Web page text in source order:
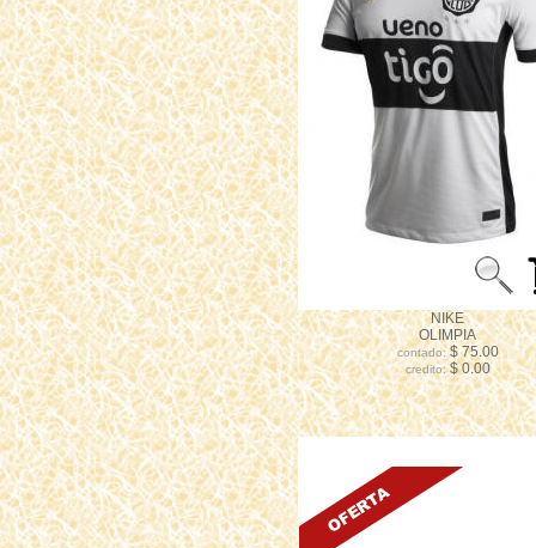
NIKE
OLIMPIA
contado:$ 75.00
credito:$ 0.00